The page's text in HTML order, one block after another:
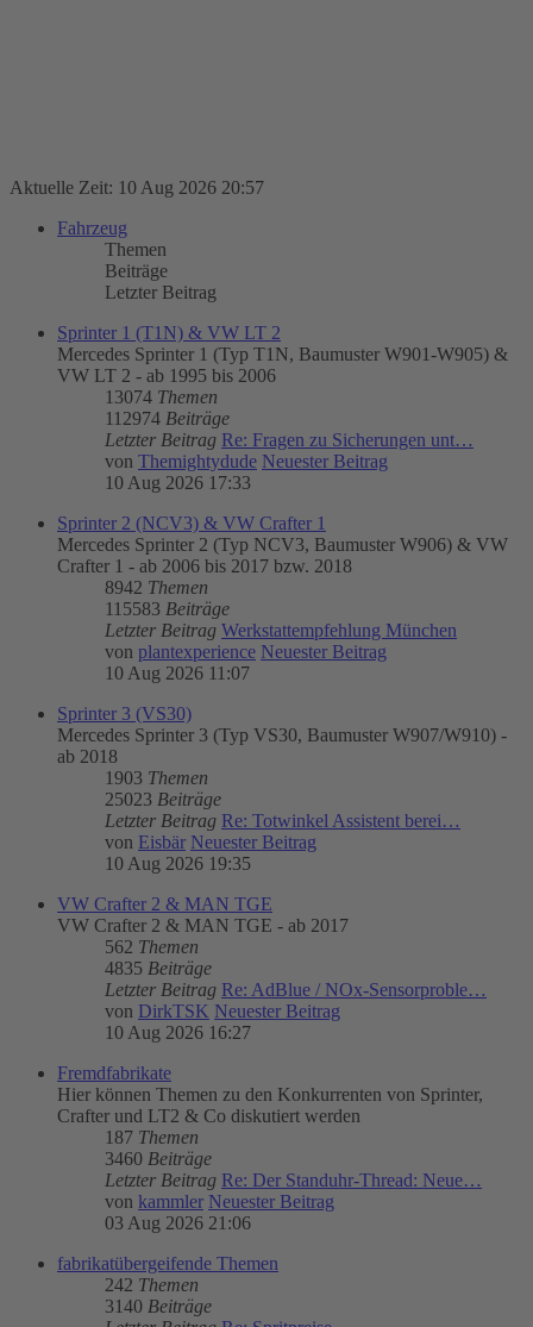
Aktuelle Zeit: 10 Aug 2026 20:57
Fahrzeug
Themen
Beiträge
Letzter Beitrag
Sprinter 1 (T1N) & VW LT 2
Mercedes Sprinter 1 (Typ T1N, Baumuster W901-W905) &
VW LT 2 - ab 1995 bis 2006
13074 Themen
112974 Beiträge
Letzter Beitrag Re: Fragen zu Sicherungen unt…
von Themightydude Neuester Beitrag
10 Aug 2026 17:33
Sprinter 2 (NCV3) & VW Crafter 1
Mercedes Sprinter 2 (Typ NCV3, Baumuster W906) & VW
Crafter 1 - ab 2006 bis 2017 bzw. 2018
8942 Themen
115583 Beiträge
Letzter Beitrag Werkstattempfehlung München
von plantexperience Neuester Beitrag
10 Aug 2026 11:07
Sprinter 3 (VS30)
Mercedes Sprinter 3 (Typ VS30, Baumuster W907/W910) -
ab 2018
1903 Themen
25023 Beiträge
Letzter Beitrag Re: Totwinkel Assistent berei…
von Eisbär Neuester Beitrag
10 Aug 2026 19:35
VW Crafter 2 & MAN TGE
VW Crafter 2 & MAN TGE - ab 2017
562 Themen
4835 Beiträge
Letzter Beitrag Re: AdBlue / NOx-Sensorproble…
von DirkTSK Neuester Beitrag
10 Aug 2026 16:27
Fremdfabrikate
Hier können Themen zu den Konkurrenten von Sprinter,
Crafter und LT2 & Co diskutiert werden
187 Themen
3460 Beiträge
Letzter Beitrag Re: Der Standuhr-Thread: Neue…
von kammler Neuester Beitrag
03 Aug 2026 21:06
fabrikatübergeifende Themen
242 Themen
3140 Beiträge